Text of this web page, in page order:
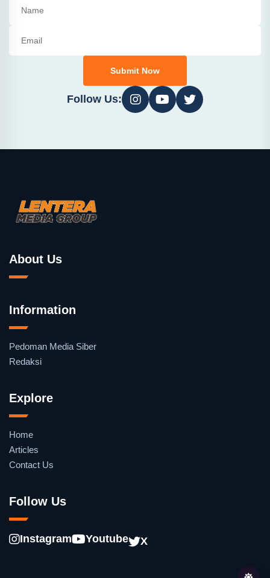
Submit Now
Follow Us:
About Us
Information
Pedoman Media Siber
Redaksi
Explore
Home
Articles
Contact Us
Follow Us
Instagram Youtube X